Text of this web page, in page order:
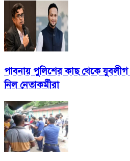
পাবনায় পুলিশের কাছ থেকে যুবলীগ
নিল নেতাকর্মীরা